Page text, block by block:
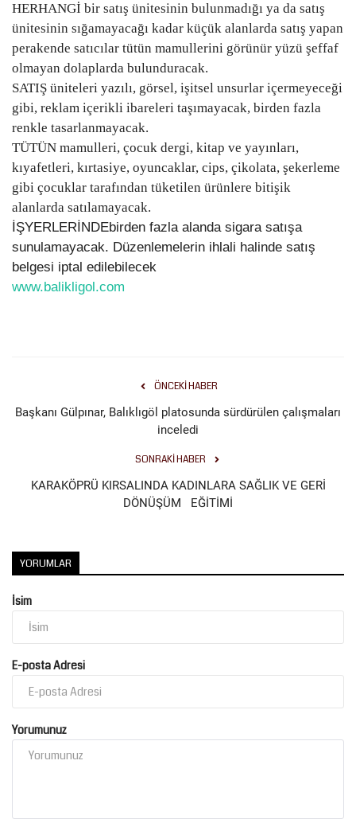
HERHANGİ bir satış ünitesinin bulunmadığı ya da satış
ünitesinin sığamayacağı kadar küçük alanlarda satış yapan
perakende satıcılar tütün mamullerini görünür yüzü şeffaf
olmayan dolaplarda bulunduracak.
SATIŞ üniteleri yazılı, görsel, işitsel unsurlar içermeyeceği
gibi, reklam içerikli ibareleri taşımayacak, birden fazla
renkle tasarlanmayacak.
TÜTÜN mamulleri, çocuk dergi, kitap ve yayınları,
kıyafetleri, kırtasiye, oyuncaklar, cips, çikolata, şekerleme
gibi çocuklar tarafından tüketilen ürünlere bitişik
alanlarda satılamayacak.
İŞYERLERİNDEbirden fazla alanda sigara satışa
sunulamayacak. Düzenlemelerin ihlali halinde satış
belgesi iptal edilebilecek
www.balikligol.com
ÖNCEKI HABER
Başkanı Gülpınar, Balıklıgöl platosunda sürdürülen çalışmaları
inceledi
SONRAKI HABER
KARAKÖPRÜ KIRSALINDA KADINLARA SAĞLIK VE GERİ
DÖNÜŞÜM EĞİTİMİ
YORUMLAR
İsim
E-posta Adresi
Yorumunuz